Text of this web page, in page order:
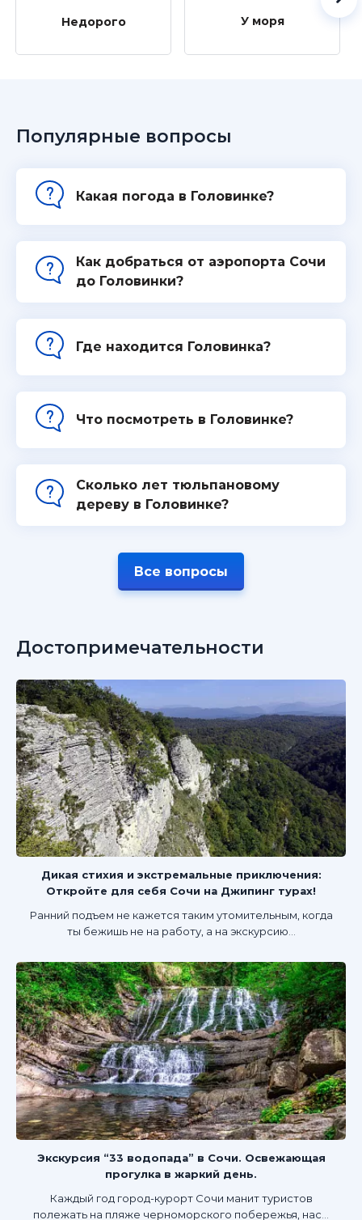
Недорого У моря
Популярные вопросы
Какая погода в Головинке?
Как добраться от аэропорта Сочи
до Головинки?
Где находится Головинка?
Что посмотреть в Головинке?
Cколько лет тюльпановому
дереву в Головинке?
Все вопросы
Достопримечательности
Дикая стихия и экстремальные приключения:
Откройте для себя Сочи на Джипинг турах!
Ранний подъем не кажется таким утомительным, когда
ты бежишь не на работу, а на экскурсию...
Экскурсия “33 водопада” в Сочи. Освежающая
прогулка в жаркий день.
Каждый год город-курорт Сочи манит туристов
полежать на пляже черноморского побережья, нас...